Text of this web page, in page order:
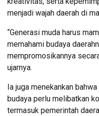
menjadi wajah daerah di
“Generasi muda harus
memahami budaya
mempromosikannya
ujarnya.
Ia juga menekankan
budaya perlu melibatkan
termasuk pemerintah